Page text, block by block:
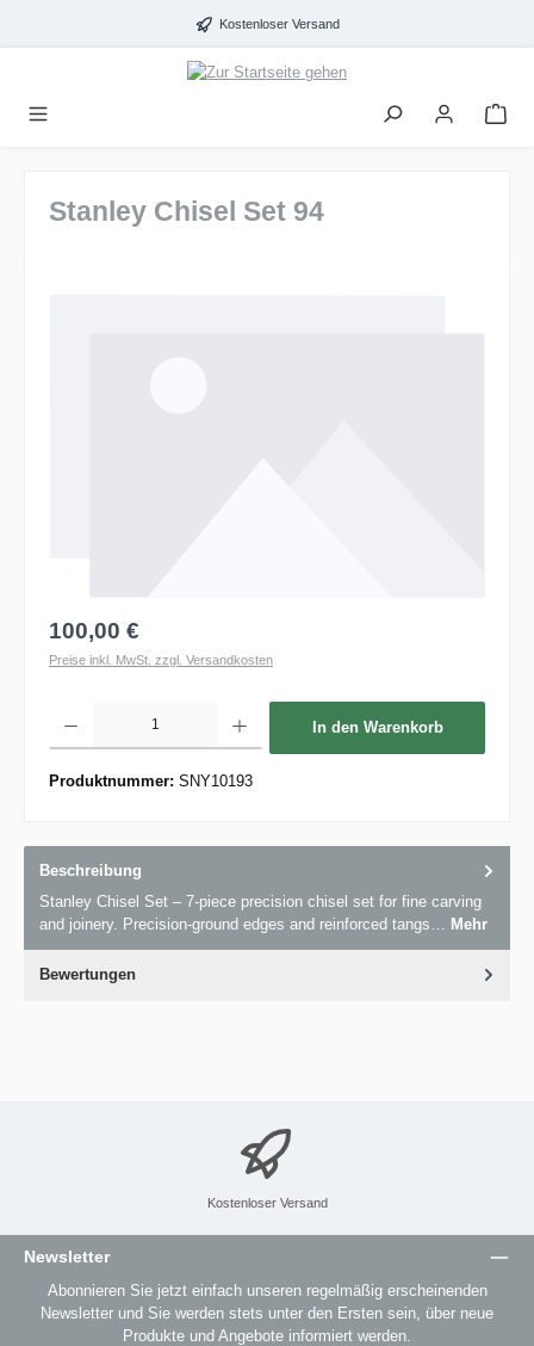
Kostenloser Versand
Stanley Chisel Set 94
100,00 €
Preise inkl. MwSt. zzgl. Versandkosten
In den Warenkorb
Produktnummer: SNY10193
Beschreibung
Stanley Chisel Set – 7-piece precision chisel set for fine carving
and joinery. Precision-ground edges and reinforced tangs… Mehr
Bewertungen
Kostenloser Versand
Newsletter
Abonnieren Sie jetzt einfach unseren regelmäßig erscheinenden
Newsletter und Sie werden stets unter den Ersten sein, über neue
Produkte und Angebote informiert werden.